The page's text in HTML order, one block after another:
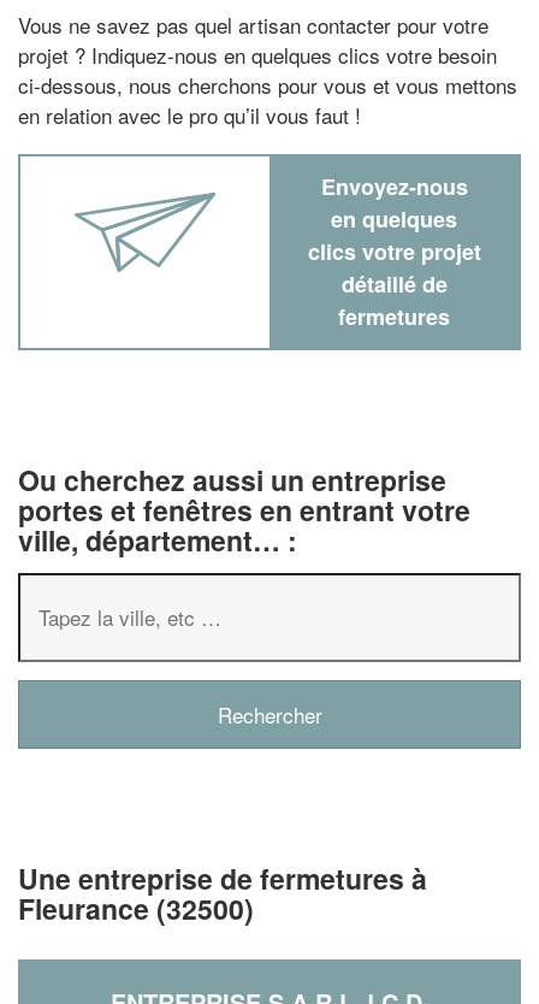
Vous ne savez pas quel artisan contacter pour votre
projet ? Indiquez-nous en quelques clics votre besoin
ci-dessous, nous cherchons pour vous et vous mettons
en relation avec le pro qu’il vous faut !
Envoyez-nous
en quelques
clics votre projet
détaillé de
fermetures
Ou cherchez aussi un entreprise
portes et fenêtres en entrant votre
ville, département… :
Une entreprise de fermetures à
Fleurance (32500)
✕
Vous êtes un
professionnel ?
nouveaux clients